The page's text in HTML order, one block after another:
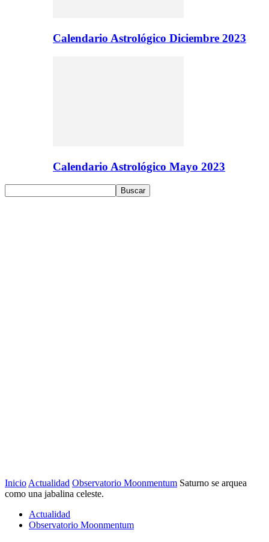
Calendario Astrológico Diciembre 2023
Calendario Astrológico Mayo 2023
Inicio Actualidad Observatorio Moonmentum Saturno se arquea
como una jabalina celeste.
Actualidad
Observatorio Moonmentum